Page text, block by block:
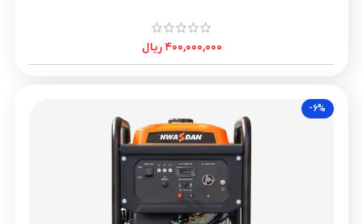
۴۰۰,۰۰۰,۰۰۰ ریال
-۶%